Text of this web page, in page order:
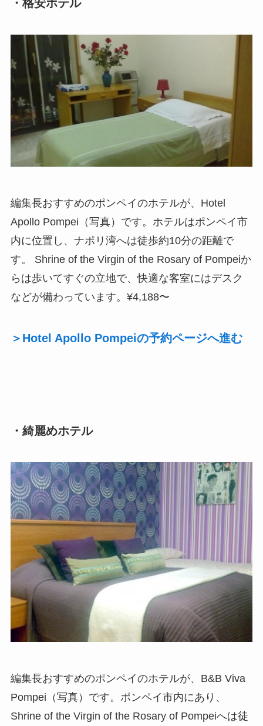
・格安ホテル
編集長おすすめのポンペイのホテルが、Hotel
Apollo Pompei（写真）です。ホテルはポンペイ市
内に位置し、ナポリ湾へは徒歩約10分の距離で
す。 Shrine of the Virgin of the Rosary of Pompeiか
らは歩いてすぐの立地で、快適な客室にはデスク
などが備わっています。¥4,188〜
＞Hotel Apollo Pompeiの予約ページへ進む
・綺麗めホテル
編集長おすすめのポンペイのホテルが、B&B Viva
Pompei（写真）です。ポンペイ市内にあり、
Shrine of the Virgin of the Rosary of Pompeiへは徒